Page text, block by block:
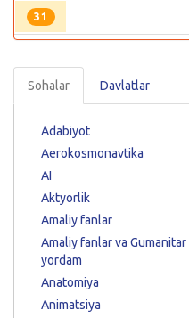
31
Sohalar Davlatlar
Adabiyot
Aerokosmonavtika
AI
Aktyorlik
Amaliy fanlar
Amaliy fanlar va Gumanitar
yordam
Anatomiya
Animatsiya